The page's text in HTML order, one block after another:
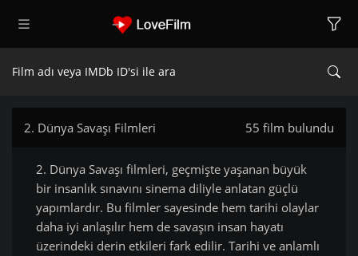
2. Dünya Savaşı Filmleri 55 film bulundu
2. Dünya Savaşı filmleri, geçmişte yaşanan büyük
bir insanlık sınavını sinema diliyle anlatan güçlü
yapımlardır. Bu filmler sayesinde hem tarihi olaylar
daha iyi anlaşılır hem de savaşın insan hayatı
üzerindeki derin etkileri fark edilir. Tarihi ve anlamlı